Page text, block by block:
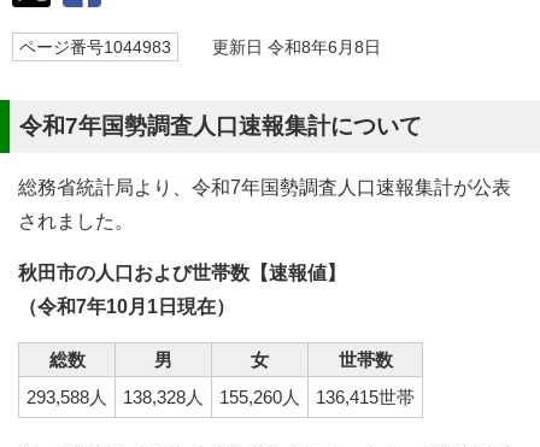
ページ番号1044983 更新日 令和8年6月8日
令和7年国勢調査人口速報集計について
総務省統計局より、令和7年国勢調査人口速報集計が公表
されました。
秋田市の人口および世帯数【速報値】
（令和7年10月1日現在）
総数 男 女
世帯数
293,588人
138,328人 155,260人 136,415世帯